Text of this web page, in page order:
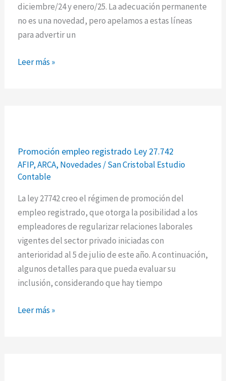
diciembre/24 y enero/25. La adecuación permanente
no es una novedad, pero apelamos a estas líneas
para advertir un
Control
Aduanero
(ARCA)
Leer más »
Promoción empleo registrado Ley 27.742
AFIP,ARCA, Novedades /San Cristobal Estudio
Contable
La ley 27742 creo el régimen de promoción del
empleo registrado, que otorga la posibilidad a los
empleadores de regularizar relaciones laborales
vigentes del sector privado iniciadas con
anterioridad al 5 de julio de este año. A continuación,
algunos detalles para que pueda evaluar su
inclusión, considerando que hay tiempo
empleo
registrado
Ley
27.742
Leer más »